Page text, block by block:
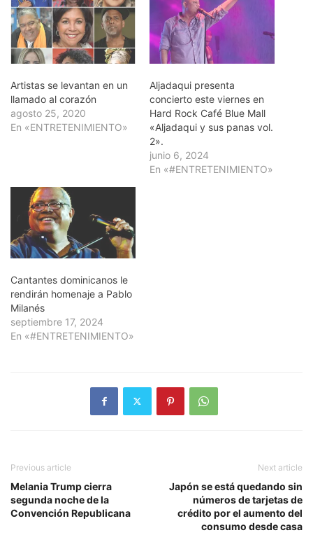
Artistas se levantan en un
llamado al corazón
agosto 25, 2020
En «ENTRETENIMIENTO»
Aljadaqui presenta
concierto este viernes en
Hard Rock Café Blue Mall
«Aljadaqui y sus panas vol.
2».
junio 6, 2024
En «#ENTRETENIMIENTO»
Cantantes dominicanos le
rendirán homenaje a Pablo
Milanés
septiembre 17, 2024
En «#ENTRETENIMIENTO»
Previous article
Melania Trump cierra
segunda noche de la
Convención Republicana
Next article
Japón se está quedando sin
números de tarjetas de
crédito por el aumento del
consumo desde casa